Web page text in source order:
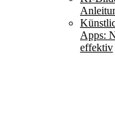
Apps:
effektiv